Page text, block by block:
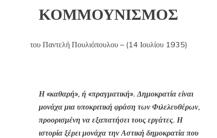
ΚΟΜΜΟΥΝΙΣΜΟΣ
του Παντελή Πουλιόπουλου – (14 Ιουλίου 1935)
Η «καθαρή», ή «πραγματική». Δημοκρατία είναι
μονάχα μια υποκριτική φράση των Φιλελευθέρων,
προορισμένη να εξαπατήσει τους εργάτες. Η
ιστορία ξέρει μονάχα την Αστική δημοκρατία που